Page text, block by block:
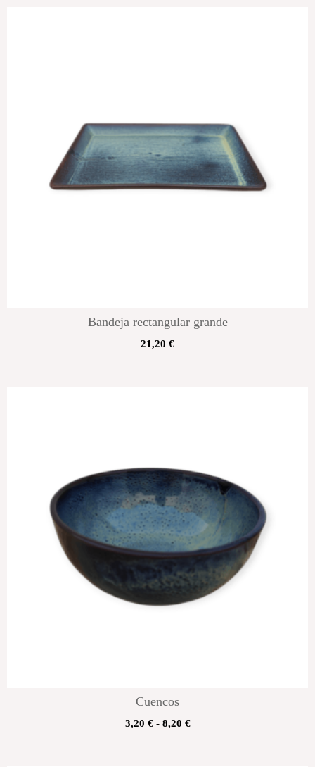
Bandeja rectangular grande
21,20 €
Cuencos
3,20 € - 8,20 €